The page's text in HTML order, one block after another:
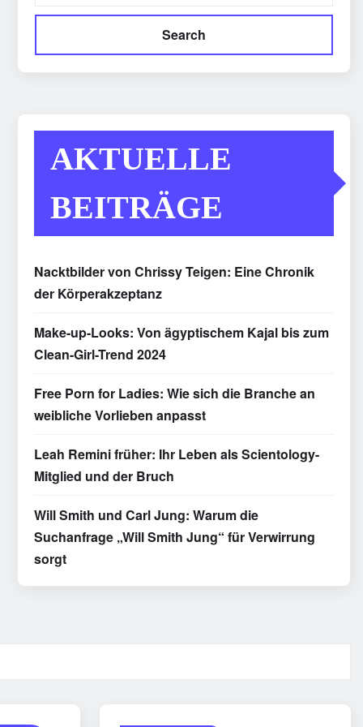
Search
AKTUELLE
BEITRÄGE
Nacktbilder von Chrissy Teigen: Eine Chronik
der Körperakzeptanz
Make-up-Looks: Von ägyptischem Kajal bis zum
Clean-Girl-Trend 2024
Free Porn for Ladies: Wie sich die Branche an
weibliche Vorlieben anpasst
Leah Remini früher: Ihr Leben als Scientology-
Mitglied und der Bruch
Will Smith und Carl Jung: Warum die
Suchanfrage „Will Smith Jung“ für Verwirrung
sorgt